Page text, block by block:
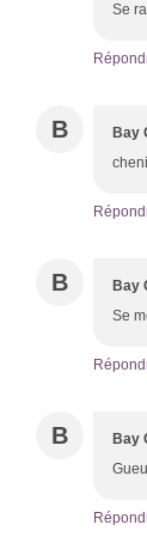
Se
B Bay
B Bay
Se
B Bay